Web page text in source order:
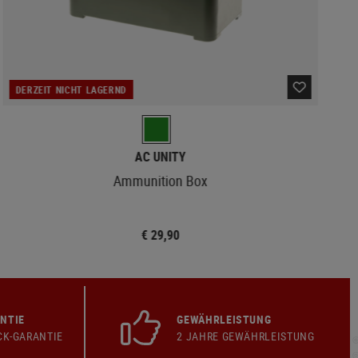
DERZEIT NICHT LAGERND
AC UNITY
Ammunition Box
€ 29,90
GARANTIE
GEWÄHRLEISTUNG
2 JAHRE GEWÄHRLEISTUNG